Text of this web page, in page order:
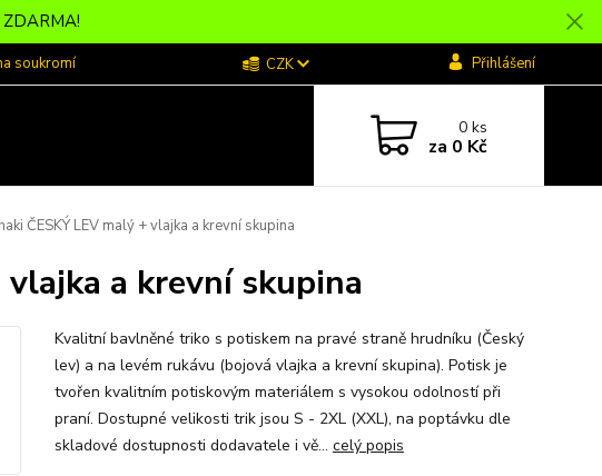
soukromí CZK Přihlášení
0ks
za 0 Kč
ČESKÝ LEV malý + vlajka a krevní skupina
vlajka a krevní skupina
Kvalitní bavlněné triko s potiskem na pravé straně hrudníku (Český
lev) a na levém rukávu (bojová vlajka a krevní skupina). Potisk je
tvořen kvalitním potiskovým materiálem s vysokou odolností při
praní. Dostupné velikosti trik jsou S - 2XL (XXL), na poptávku dle
skladové dostupnosti dodavatele i vě... celý popis